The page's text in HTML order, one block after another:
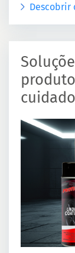
Descobrir